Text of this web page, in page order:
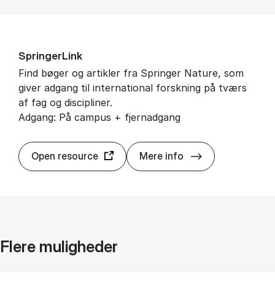
Sprin­ger­Link
Find bøger og artikler fra Springer Nature, som
giver adgang til international forskning på tværs
af fag og discipliner.
Adgang: På campus + fjernadgang
Open resource Mere info Sprin­ger­Link
Flere muligheder